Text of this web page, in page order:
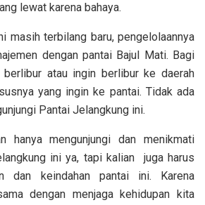
lewat karena bahaya.
masih terbilang baru, pengelolaannya
dengan pantai Bajul Mati. Bagi
berlibur atau ingin berlibur ke daerah
yang ingin ke pantai. Tidak ada
Pantai Jelangkung ini.
hanya mengunjungi dan menikmati
ini ya, tapi kalian juga harus
dan keindahan pantai ini. Karena
dengan menjaga kehidupan kita